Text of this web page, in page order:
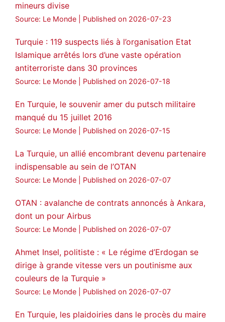
#AbdullahÖcalan
#ImralıIsland
🔗 https://medyanews.rs/h4lwBwQ
3 2 Twitter
Voir plus...
mineurs divise
Source: Le Monde Published on 2026-07-23
Turquie : 119 suspects liés à l’organisation Etat
Islamique arrêtés lors d’une vaste opération
antiterroriste dans 30 provinces
Source: Le Monde Published on 2026-07-18
En Turquie, le souvenir amer du putsch militaire
manqué du 15 juillet 2016
Source: Le Monde Published on 2026-07-15
La Turquie, un allié encombrant devenu partenaire
indispensable au sein de l’OTAN
Source: Le Monde Published on 2026-07-07
OTAN : avalanche de contrats annoncés à Ankara,
dont un pour Airbus
Source: Le Monde Published on 2026-07-07
Ahmet Insel, politiste : « Le régime d’Erdogan se
dirige à grande vitesse vers un poutinisme aux
couleurs de la Turquie »
Source: Le Monde Published on 2026-07-07
En Turquie, les plaidoiries dans le procès du maire